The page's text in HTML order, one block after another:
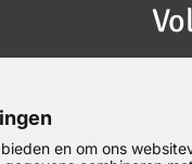
en om ons